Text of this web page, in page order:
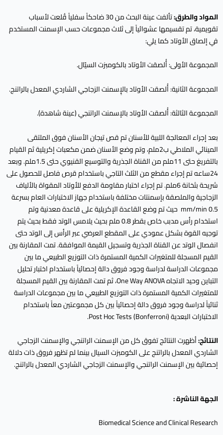
المواد والطرق:
تألفت عينة البحث من 30 ضاحكاً سفلياً قُلعت لأسباب
تقويمية، تم تقسيمها عشوائياً إلى ثلاث مجموعات حسب الإسمنت المستخدم
في إلصاق الأوتاد كما يلي:
المجموعة الأولى: أُلصقت الأوتاد بالكومبزت السيّال.
المجموعة الثانية: أُلصقت الأوتاد بالإٍسمنت الزجاجي الشاردي المعدل بالراتنج.
المجموعة الثالثة: أُلصقت الأوتاد بالإسمنت الراتنجي (عينة شاهدة).
بعد إجراء المعالجة اللبية للأسنان تم قص تيجان الأسنان فوق الملتقى
المينائي الملاطي ب2ملم، وتم وضع الأسنان ضمن مكعبات إكريلية ثم القيام
بالتفريغ حتى 11ملم من القناة الجذرية والتوسيع القنيوي حتى 1.5ملم. وبعد
24ساعه تم إجراء مقطع من الثلث التاجي باستخدام قرص فاصل للحصول على
شريحة بثخانة 6ملم. تم إجراء اختبار مقاومة الدفع للأوتاد المقواة بالألياف
الزجاجية والملصقة بإسمنتات مختلفة باستخدام جهاز الاختبارات العام بسرعة
0.5 mm/min حيث تم وضع القاعدة الإكريلية على قاعدة معدنية وتم
استخدام رأس مدبب خاص بقطر 0.8 ملم بحيث يلامس الوتد فقط بحيث يتم
توجيه القوة بشكل عمودي على المقطع العرضي عبر الرأس إلى الوتد حتى
انفصال الوتد عن القناة الجذرية وتسجيل القيمة الموافقة. تمت المقارنة بين
القيم المسجلة للمتغيرات الكمية المستمرة ذات التوزيع الطبيعي ما بين
مجموعات الدراسة لدراسة وجود فروق دالة إحصائياً باستخدام اختبار تحليل
التباين وحيد الاتجاه One Way ANOVA، ثم تمت المقارنة بين القيم المسجلة
للمتغيرات الكمية المستمرة ذات التوزيع الطبيعي ما بين مجموعات الدراسة
ثنائياً لدراسة وجود فروق دالة إحصائياً بين كل مجموعتين معاً باستخدام
الاختبارات البعدية (Bonferroni) Post Hoc Tests.
النتائج:أظهرت النتائج تفوق كل من الإسمنت الراتنجي والإسمنت الزجاجي
الشاردي المعدل بالراتنج على الكومبزت السيال بينما لم تظهر فروق ذات دلالة
إحصائية بين الإسمنت الراتنجي والإسمنت الزجاجي الشاردي المعدل بالراتنج.
الجهة الناشرة :
Biomedical Science and Clinical Research